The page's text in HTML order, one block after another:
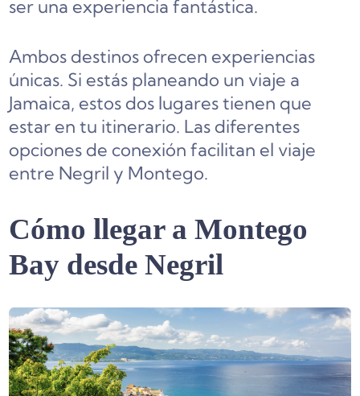
ser una experiencia fantástica.
Ambos destinos ofrecen experiencias
únicas. Si estás planeando un viaje a
Jamaica, estos dos lugares tienen que
estar en tu itinerario. Las diferentes
opciones de conexión facilitan el viaje
entre Negril y Montego.
Cómo llegar a Montego
Bay desde Negril